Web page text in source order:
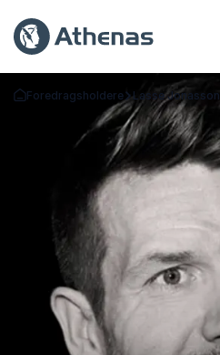
Tilbage til forsiden
Foredragsholdere Lasse Jonasson